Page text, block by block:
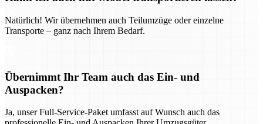
Natürlich! Wir übernehmen auch Teilumzüge oder einzelne
Transporte – ganz nach Ihrem Bedarf.
Übernimmt Ihr Team auch das Ein- und
Auspacken?
Ja, unser Full-Service-Paket umfasst auf Wunsch auch das